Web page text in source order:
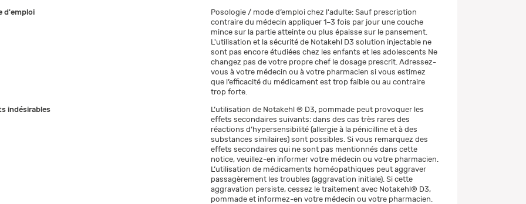
d'emploi
Posologie / mode d’emploi chez l'adulte: Sauf prescription
contraire du médecin appliquer 1–3 fois par jour une couche
mince sur la partie atteinte ou plus épaisse sur le pansement.
L'utilisation et la sécurité de Notakehl D3 solution injectable ne
sont pas encore étudiées chez les enfants et les adolescents Ne
changez pas de votre propre chef le dosage prescrit. Adressez-
vous à votre médecin ou à votre pharmacien si vous estimez
que l’efficacité du médicament est trop faible ou au contraire
trop forte.
indésirables
L’utilisation de Notakehl ® D3, pommade peut provoquer les
effets secondaires suivants: dans des cas très rares des
réactions d’hypersensibilité (allergie à la pénicilline et à des
substances similaires) sont possibles. Si vous remarquez des
effets secondaires qui ne sont pas mentionnés dans cette
notice, veuillez-en informer votre médecin ou votre pharmacien.
L’utilisation de médicaments homéopathiques peut aggraver
passagèrement les troubles (aggravation initiale). Si cette
aggravation persiste, cessez le traitement avec Notakehl® D3,
pommade et informez-en votre médecin ou votre pharmacien.